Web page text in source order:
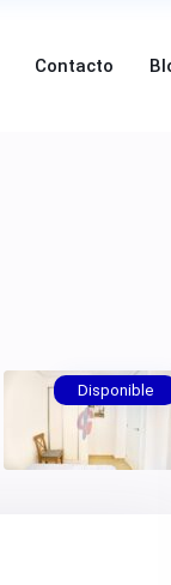
Contacto
Disponible